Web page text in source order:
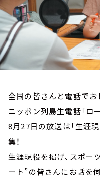
全国の皆さんと電話でお
ニッポン列島生電話「ロ
8月27日の放送は「生涯
集！
生涯現役を掲げ、スポー
ート”の皆さんにお話を